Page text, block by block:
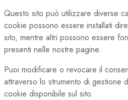
Questo sito può utilizzare diverse
cookie possono essere installati
sito, mentre altri possono essere
presenti nelle nostre pagine.
Puoi modificare o revocare il
attraverso lo strumento di gestione
cookie disponibile sul sito.